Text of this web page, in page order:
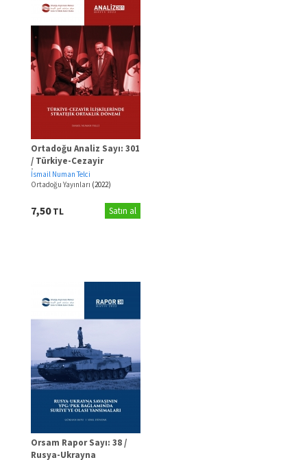
Ortadoğu Analiz Sayı: 301
/ Türkiye-Cezayir
İlişkilerinde Stratejik
Ortaklık Dönemi
İsmail Numan Telci
Ortadoğu Yayınları (2022)
7,50TL Satın al
Orsam Rapor Sayı: 38 /
Rusya-Ukrayna